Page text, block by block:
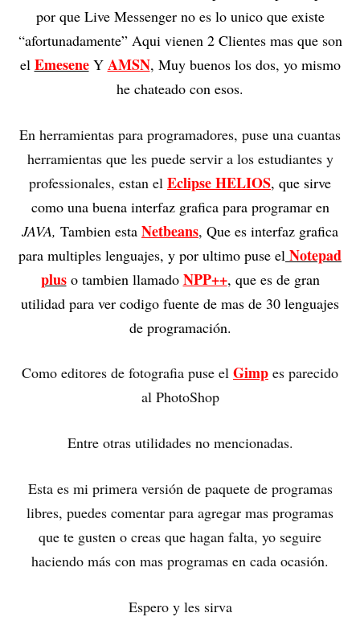
por que Live Messenger no es lo unico que existe
“afortunadamente” Aqui vienen 2 Clientes mas que son
el EmeseneY AMSN, Muy buenos los dos, yo mismo
he chateado con esos.
En herramientas para programadores, puse una cuantas
herramientas que les puede servir a los estudiantes y
professionales, estan el Eclipse HELIOS, que sirve
como una buena interfaz grafica para programar en
JAVA, Tambien esta Netbeans, Que es interfaz grafica
para multiples lenguajes, y por ultimo puse el Notepad
pluso tambien llamado NPP++, que es de gran
utilidad para ver codigo fuente de mas de 30 lenguajes
de programación.
Como editores de fotografia puse el Gimp es parecido
al PhotoShop
Entre otras utilidades no mencionadas.
Esta es mi primera versión de paquete de programas
libres, puedes comentar para agregar mas programas
que te gusten o creas que hagan falta, yo seguire
haciendo más con mas programas en cada ocasión.
Espero y les sirva